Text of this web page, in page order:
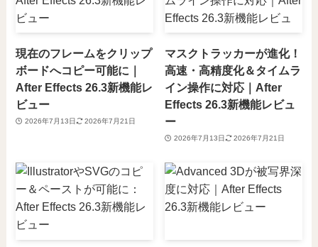
現在のフレームをクリップ
ボードへコピー可能に｜
After Effects 26.3新機能レ
ビュー
2026年7月13日 2026年7月21日
マスクトラッカーが進化！
高速・高精度化＆タイムラ
イン操作に対応｜After
Effects 26.3新機能レビュ
ー
2026年7月13日 2026年7月21日